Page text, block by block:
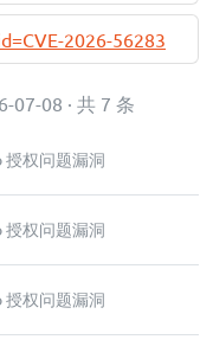
2026-56283
07-08 · 共 7 条
授权问题漏洞
授权问题漏洞
授权问题漏洞